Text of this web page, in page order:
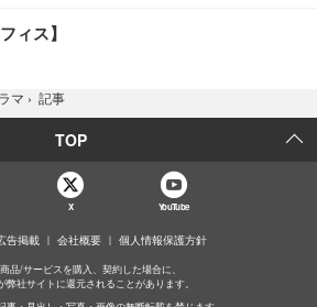
ィス】
マ › 記事
TOP
X YouTube
告掲載 会社概要 個人情報保護方針
品/サービスを購入、契約した場合に、
弊社サイトに還元されることがあります。